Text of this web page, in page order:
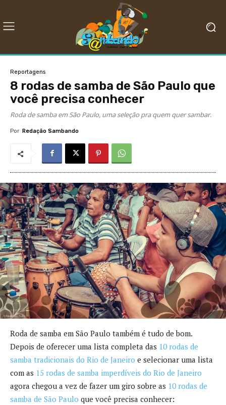
Reportagens
8 rodas de samba de São Paulo que
você precisa conhecer
Roda de samba em São Paulo, uma seleção pra quem quer sambar.
Por Redação Sambando
Roda de samba em São Paulo também é tudo de bom.
Depois de oferecer uma lista completa das 10 rodas de
samba tradicionais do Rio de Janeiro e selecionar uma lista
com as 15 rodas de samba imperdíveis do Rio de Janeiro
agora chegou a vez de fazer um giro sobre as 10 rodas de
samba de São Paulo que você precisa conhecer: